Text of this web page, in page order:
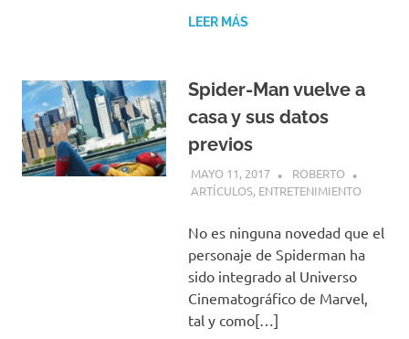
LEER MÁS
Spider-Man vuelve a
casa y sus datos
previos
MAYO 11, 2017
ROBERTO
ARTÍCULOS, ENTRETENIMIENTO
No es ninguna novedad que el
personaje de Spiderman ha
sido integrado al Universo
Cinematográfico de Marvel,
tal y como[…]